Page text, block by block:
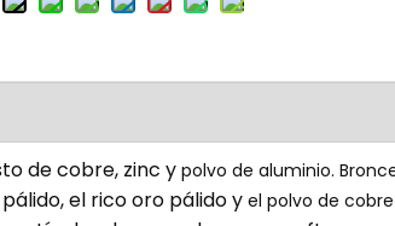
de cobre, zinc y polvo de aluminio.
el rico oro pálido y el polvo de cobre